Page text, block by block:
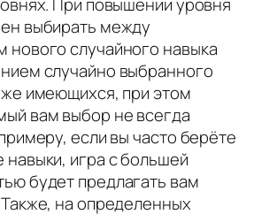
При повышении уровня
выбирать между
нового случайного навыка
случайно выбранного
имеющихся, при этом
вам выбор не всегда
если вы часто берёте
навыки, игра с большей
будет предлагать вам
на определенных